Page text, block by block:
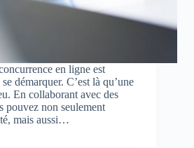
en ligne est
démarquer. C’est là qu’une
En collaborant avec des
pouvez non seulement
mais aussi…